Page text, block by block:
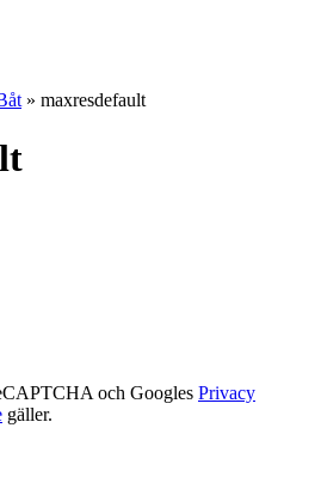
» maxresdefault
och Googles Privacy
gäller.